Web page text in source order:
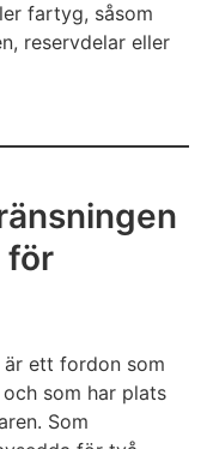
fartyg, såsom
reservdelar eller
för
är ett fordon som
som har plats
Som